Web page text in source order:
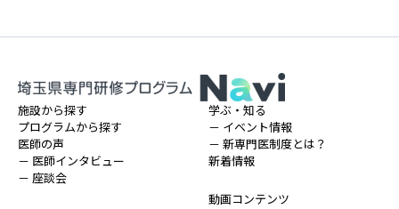
施設から探す
プログラムから探す
医師の声
－ 医師インタビュー
－ 座談会
学ぶ・知る
－ イベント情報
－ 新専門医制度とは？
新着情報
動画コンテンツ